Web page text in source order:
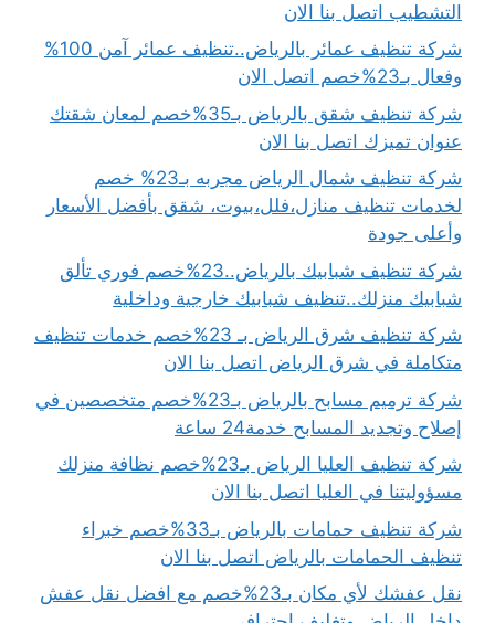
التشطيب اتصل بنا الان
شركة تنظيف عمائر بالرياض..تنظيف عمائر آمن 100%
وفعال بـ23%خصم اتصل الان
شركة تنظيف شقق بالرياض بـ35%خصم لمعان شقتك
عنوان تميزك اتصل بنا الان
شركة تنظيف شمال الرياض مجربه بـ23% خصم
لخدمات تنظيف منازل،فلل،بيوت، شقق بأفضل الأسعار
وأعلى جودة
شركة تنظيف شبابيك بالرياض..23%خصم فوري تألق
شبابيك منزلك..تنظيف شبابيك خارجية وداخلية
شركة تنظيف شرق الرياض بـ 23%خصم خدمات تنظيف
متكاملة في شرق الرياض اتصل بنا الان
شركة ترميم مسابح بالرياض بـ23%خصم متخصصين في
إصلاح وتجديد المسابح خدمة24 ساعة
شركة تنظيف العليا الرياض بـ23%خصم نظافة منزلك
مسؤوليتنا في العليا اتصل بنا الان
شركة تنظيف حمامات بالرياض بـ33%خصم خبراء
تنظيف الحمامات بالرياض اتصل بنا الان
نقل عفشك لأي مكان بـ23%خصم مع افضل نقل عفش